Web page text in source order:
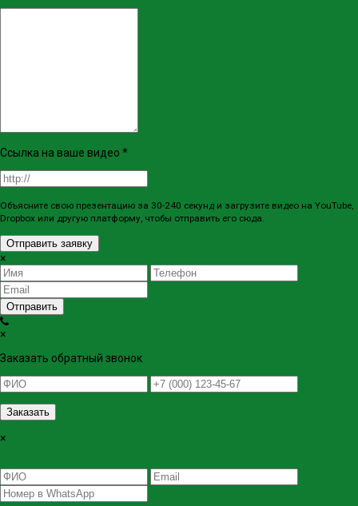
Ссылка на ваше видео *
Объясните свою презентацию за 30-240 секунд и загрузите видео на YouTube,
Dropbox или другую платформу, чтобы отправить его сюда.
Отправить заявку
×
Отправить
×
Заказать обратный звонок
Заказать
×